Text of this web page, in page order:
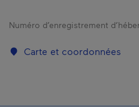
Numéro d’enregistrement
Carte et coordonnées